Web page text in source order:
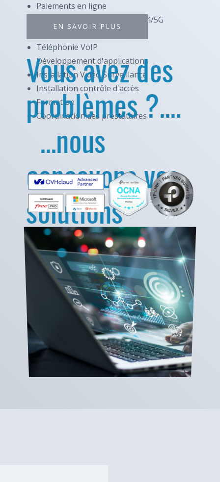
Paiements en ligne
Accès Internet résilient (fibre, 4/5G
Téléphonie VoIP
Développement d'applications
Installation Vidéo Surveillance
Installation contrôle d'accès
Formation
Coordination des prestataires
EN SAVOIR PLUS
Vous avez des
problèmes ?....
...nous
concevons vos
solutions